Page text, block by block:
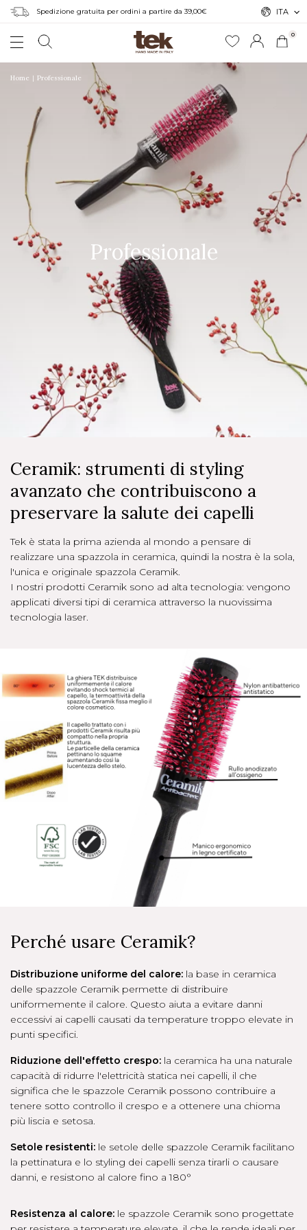
Spedizione gratuita per ordini a partire da 39,00€
0
ITA
Home Professionale
Professionale
Ceramik: strumenti di styling
avanzato che contribuiscono a
preservare la salute dei capelli
Tek è stata la prima azienda al mondo a pensare di
realizzare una spazzola in ceramica, quindi la nostra è la sola,
l'unica e originale spazzola Ceramik.
I nostri prodotti Ceramik sono ad alta tecnologia: vengono
applicati diversi tipi di ceramica attraverso la nuovissima
tecnologia laser.
Perché usare Ceramik?
Distribuzione uniforme del calore: la base in ceramica
delle spazzole Ceramik permette di distribuire
uniformemente il calore. Questo aiuta a evitare danni
eccessivi ai capelli causati da temperature troppo elevate in
punti specifici.
Riduzione dell'effetto crespo: la ceramica ha una naturale
capacità di ridurre l'elettricità statica nei capelli, il che
significa che le spazzole Ceramik possono contribuire a
tenere sotto controllo il crespo e a ottenere una chioma
più liscia e setosa.
Setole resistenti: le setole delle spazzole Ceramik facilitano
la pettinatura e lo styling dei capelli senza tirarli o causare
danni, e resistono al calore fino a 180°
Resistenza al calore: le spazzole Ceramik sono progettate